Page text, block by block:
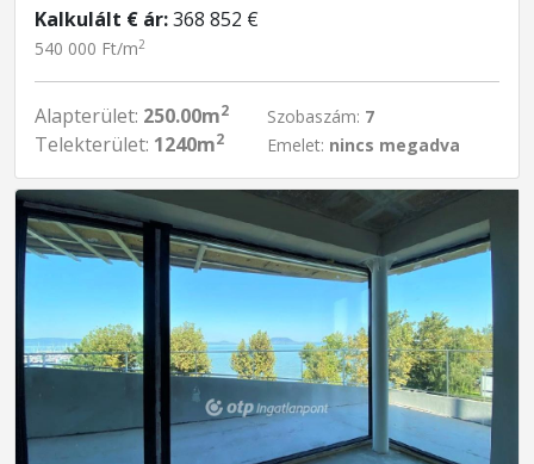
Kalkulált € ár:368 852 €
540 000 Ft/m2
Alapterület: 250.00m2
Telekterület: 1240m2
Szobaszám: 7
Emelet: nincs megadva